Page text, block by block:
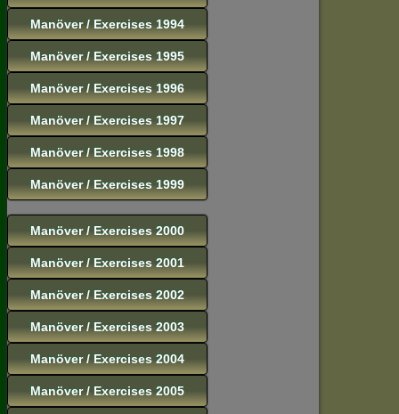
Manöver / Exercises 1994
Manöver / Exercises 1995
Manöver / Exercises 1996
Manöver / Exercises 1997
Manöver / Exercises 1998
Manöver / Exercises 1999
Manöver / Exercises 2000
Manöver / Exercises 2001
Manöver / Exercises 2002
Manöver / Exercises 2003
Manöver / Exercises 2004
Manöver / Exercises 2005